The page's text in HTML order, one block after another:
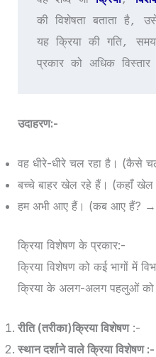
की विशेषता बताता है,
यह क्रिया की गति,
प्रकार को अधिक
उदाहरण:-
वह धीरे-धीरे चल रहा है। (कैसे
बच्चे बाहर खेल रहे हैं। (कहाँ खेल
हम अभी आए हैं। (कब आए हैं? →
क्रिया विशेषण के प्रकार:-
क्रिया विशेषण को कई भागों में
क्रिया के अलग-अलग पहलुओं को
रीति (तरीका)क्रिया विशेषण:-
स्थान दर्शाने वाले क्रिया विशेषण :-